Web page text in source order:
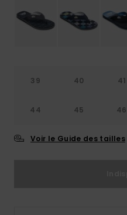
Consulter
39 40 41
44 45 46
Voir le Guide des tailles